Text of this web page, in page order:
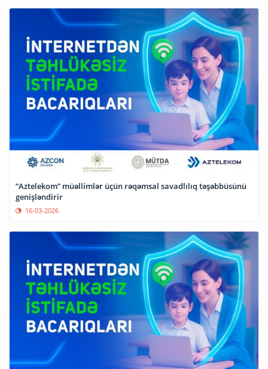
“Aztelekom” müəllimlər üçün rəqəmsal savadlılıq təşəbbüsünü
genişləndirir
16-03-2026